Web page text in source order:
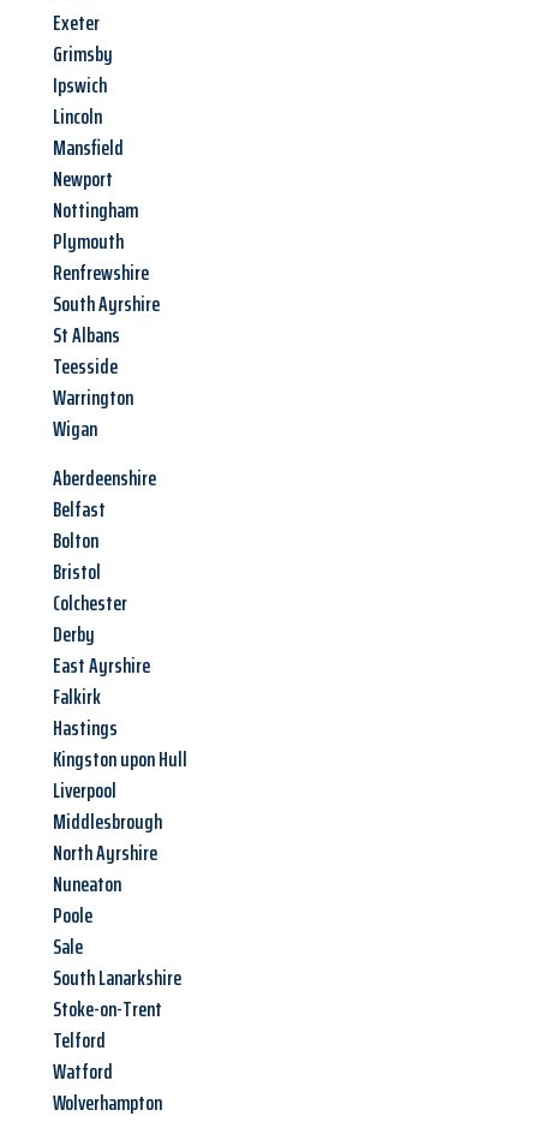
Exeter
Grimsby
Ipswich
Lincoln
Mansfield
Newport
Nottingham
Plymouth
Renfrewshire
South Ayrshire
St Albans
Teesside
Warrington
Wigan
Aberdeenshire
Belfast
Bolton
Bristol
Colchester
Derby
East Ayrshire
Falkirk
Hastings
Kingston upon Hull
Liverpool
Middlesbrough
North Ayrshire
Nuneaton
Poole
Sale
South Lanarkshire
Stoke-on-Trent
Telford
Watford
Wolverhampton